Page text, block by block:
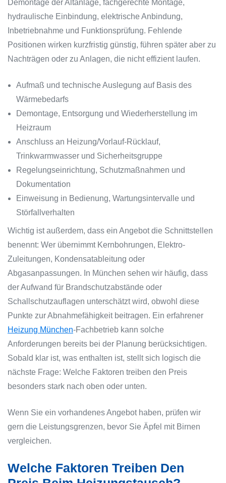
Demontage der Altanlage, fachgerechte Montage,
hydraulische Einbindung, elektrische Anbindung,
Inbetriebnahme und Funktionsprüfung. Fehlende
Positionen wirken kurzfristig günstig, führen später aber zu
Nachträgen oder zu Anlagen, die nicht effizient laufen.
Aufmaß und technische Auslegung auf Basis des
Wärmebedarfs
Demontage, Entsorgung und Wiederherstellung im
Heizraum
Anschluss an Heizung/Vorlauf-Rücklauf,
Trinkwarmwasser und Sicherheitsgruppe
Regelungseinrichtung, Schutzmaßnahmen und
Dokumentation
Einweisung in Bedienung, Wartungsintervalle und
Störfallverhalten
Wichtig ist außerdem, dass ein Angebot die Schnittstellen
benennt: Wer übernimmt Kernbohrungen, Elektro-
Zuleitungen, Kondensatableitung oder
Abgasanpassungen. In München sehen wir häufig, dass
der Aufwand für Brandschutzabstände oder
Schallschutzauflagen unterschätzt wird, obwohl diese
Punkte zur Abnahmefähigkeit beitragen. Ein erfahrener
Heizung München-Fachbetrieb kann solche
Anforderungen bereits bei der Planung berücksichtigen.
Sobald klar ist, was enthalten ist, stellt sich logisch die
nächste Frage: Welche Faktoren treiben den Preis
besonders stark nach oben oder unten.
Wenn Sie ein vorhandenes Angebot haben, prüfen wir
gern die Leistungsgrenzen, bevor Sie Äpfel mit Birnen
vergleichen.
Welche Faktoren Treiben Den